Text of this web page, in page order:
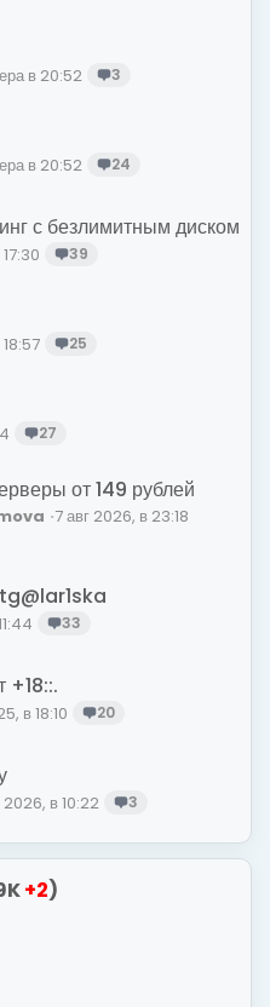
в 20:52 3
в 20:52 24
с безлимитным диском
39
25
27
от 149 рублей
7 авг 2026, в 23:18
33
+18::.
в 18:10 20
2026, в 10:22 3
+2)